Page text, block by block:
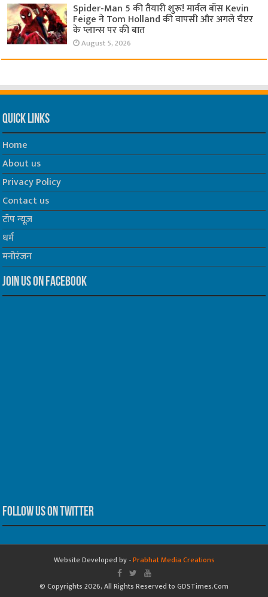
Spider-Man 5 की तैयारी शुरू! मार्वल बॉस Kevin
Feige ने Tom Holland की वापसी और अगले चैप्टर
के प्लान्स पर की बात
August 5, 2026
Quick Links
Home
About us
Privacy Policy
Contact us
टॉप न्यूज़
धर्म
मनोरंजन
Join us on Facebook
Follow us on Twitter
Website Developed by -Prabhat Media Creations
© Copyrights 2026, All Rights Reserved to GDSTimes.Com